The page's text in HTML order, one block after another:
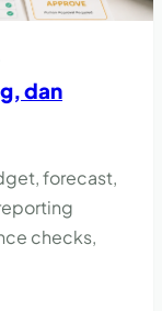
dan
forecast,
checks,